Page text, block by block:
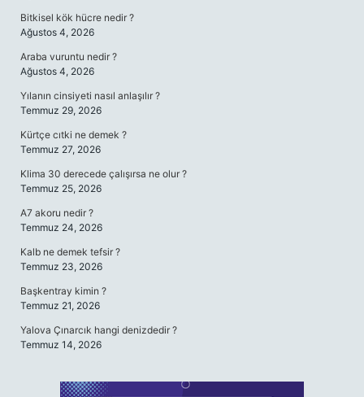
Bitkisel kök hücre nedir ?
Ağustos 4, 2026
Araba vuruntu nedir ?
Ağustos 4, 2026
Yılanın cinsiyeti nasıl anlaşılır ?
Temmuz 29, 2026
Kürtçe cıtki ne demek ?
Temmuz 27, 2026
Klima 30 derecede çalışırsa ne olur ?
Temmuz 25, 2026
A7 akoru nedir ?
Temmuz 24, 2026
Kalb ne demek tefsir ?
Temmuz 23, 2026
Başkentray kimin ?
Temmuz 21, 2026
Yalova Çınarcık hangi denizdedir ?
Temmuz 14, 2026